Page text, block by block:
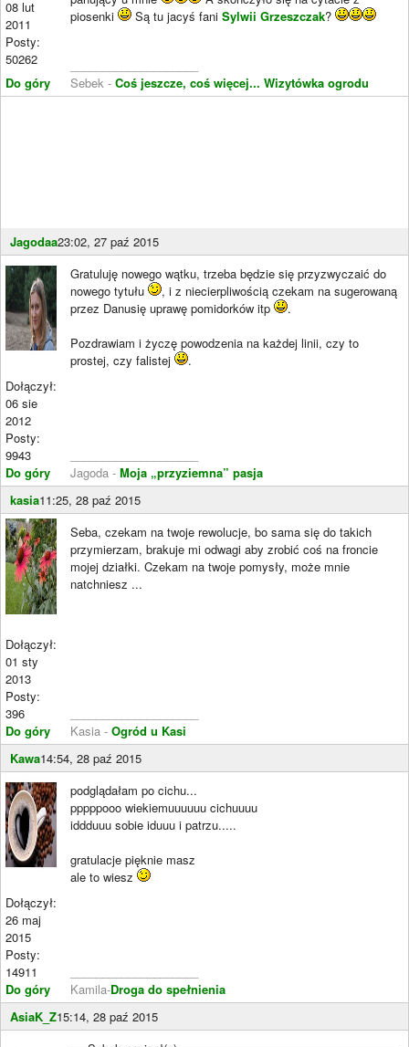
08 lut
2011
Posty:
50262
Do góry
piosenki
Są tu jacyś fani Sylwii Grzeszczak?
Sebek - Coś jeszcze, coś więcej... Wizytówka ogrodu
Jagodaa23:02, 27 paź 2015
Dołączył:
06 sie
2012
Posty:
9943
Do góry
Gratuluję nowego wątku, trzeba będzie się przyzwyczaić do
nowego tytułu
, i z niecierpliwością czekam na sugerowaną
przez Danusię uprawę pomidorków itp
.
Pozdrawiam i życzę powodzenia na każdej linii, czy to
prostej, czy falistej
.
Jagoda - Moja „przyziemna” pasja
kasia11:25, 28 paź 2015
Dołączył:
01 sty
2013
Posty:
396
Do góry
Seba, czekam na twoje rewolucje, bo sama się do takich
przymierzam, brakuje mi odwagi aby zrobić coś na froncie
mojej działki. Czekam na twoje pomysły, może mnie
natchniesz ...
Kasia - Ogród u Kasi
Kawa14:54, 28 paź 2015
Dołączył:
26 maj
2015
Posty:
14911
Do góry
podglądałam po cichu...
pppppooo wiekiemuuuuuu cichuuuu
iddduuu sobie iduuu i patrzu.....
gratulacje pięknie masz
ale to wiesz
Kamila-Droga do spełnienia
AsiaK_Z15:14, 28 paź 2015